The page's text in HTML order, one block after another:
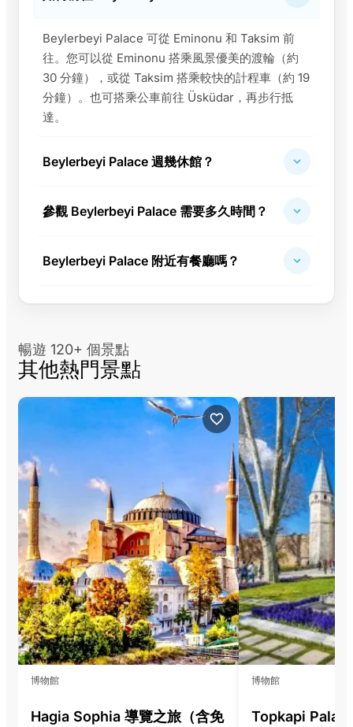
Beylerbeyi Palace 可從 Eminonu 和 Taksim 前
往。您可以從 Eminonu 搭乘風景優美的渡輪（約
30 分鐘），或從 Taksim 搭乘較快的計程車（約 19
分鐘）。也可搭乘公車前往 Üsküdar，再步行抵
達。
Beylerbeyi Palace 週幾休館？
參觀 Beylerbeyi Palace 需要多久時間？
Beylerbeyi Palace 附近有餐廳嗎？
暢遊 120+ 個景點
其他熱門景點
博物館
Hagia Sophia 導覽之旅（含免
博物館
Topkapi